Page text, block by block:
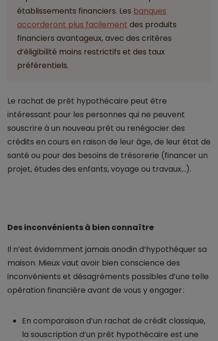
établissements financiers. Les banques
accorderont plus facilement des produits
financiers avantageux, avec des critères
d’éligibilité moins restrictifs et des taux
préférentiels.
Le rachat de prêt hypothécaire peut être
intéressant pour les personnes qui ne peuvent
souscrire à un nouveau prêt ou renégocier des
crédits en cours en raison de leur âge, de leur état de
santé ou pour des besoins de trésorerie (financer un
projet, études des enfants, voyage ou travaux…).
Des inconvénients à bien connaître
Il n’est évidemment jamais anodin d’hypothéquer sa
maison. Mieux vaut avoir bien conscience des
inconvénients et désagréments possibles d’une telle
opération financière avant de vous y engager :
En comparaison d’un rachat de crédit classique,
la souscription d’un prêt hypothécaire est une